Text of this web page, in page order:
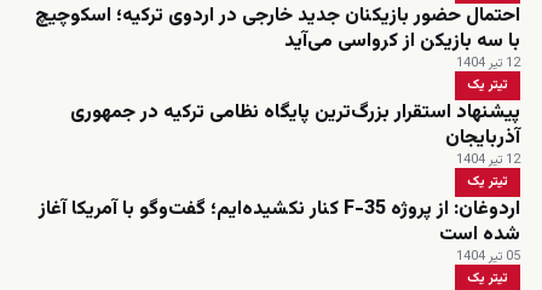
احتمال حضور بازیکنان جدید خارجی در اردوی ترکیه؛ اسکوچیچ
با سه بازیکن از کرواسی می‌آید
12 تیر 1404
تیتر یک
پیشنهاد استقرار بزرگ‌ترین پایگاه نظامی ترکیه در جمهوری
آذربایجان
12 تیر 1404
تیتر یک
اردوغان: از پروژه F-35 کنار نکشیده‌ایم؛ گفت‌وگو با آمریکا آغاز
شده است
05 تیر 1404
تیتر یک